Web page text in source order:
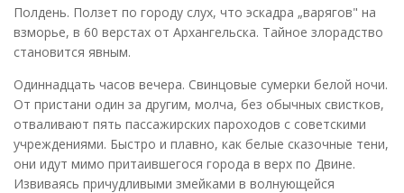
Полдень. Ползет по городу слух, что эскадра „варягов" на
взморье, в 60 верстах от Архангельска. Тайное злорадство
становится явным.
Одиннадцать часов вечера. Свинцовые сумерки белой ночи.
От пристани один за другим, молча, без обычных свистков,
отваливают пять пассажирских пароходов с советскими
учреждениями. Быстро и плавно, как белые сказочные тени,
они идут мимо притаившегося города в верх по Двине.
Извиваясь причудливыми змейками в волнующейся